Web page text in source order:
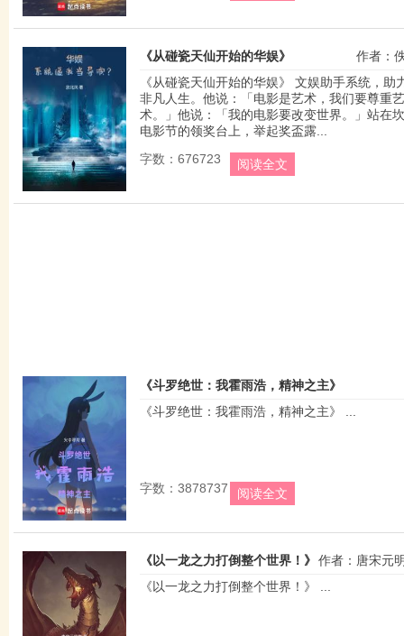
《从碰瓷天仙开始的华娱》
作者：
《从碰瓷天仙开始的华娱》 文娱助手系统，助
非凡人生。他说：「电影是艺术，我们要尊重艺
术。」他说：「我的电影要改变世界。」站在
电影节的领奖台上，举起奖盃露...
字数：676723
阅读全文
《斗罗绝世：我霍雨浩，精神之主》
作者：火中
《斗罗绝世：我霍雨浩，精神之主》 ...
字数：3878737 阅读全文
《以一龙之力打倒整个世界！》 作者：唐宋元
《以一龙之力打倒整个世界！》 ...